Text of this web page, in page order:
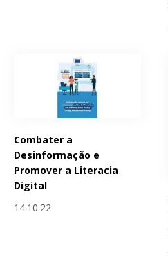
Combater a
Desinformação e
Promover a Literacia
Digital
14.10.22